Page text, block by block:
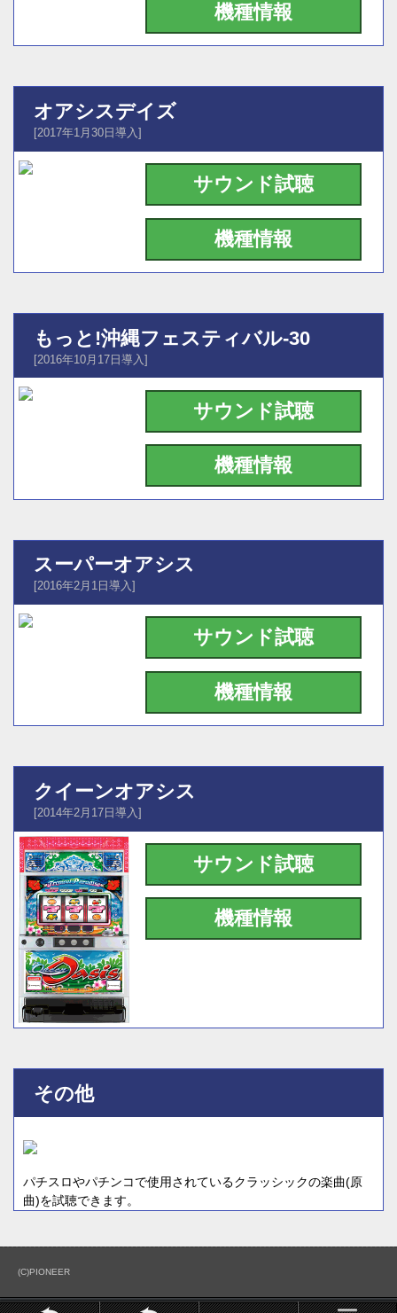
機種情報
オアシスデイズ
[2017年1月30日導入]
サウンド試聴
機種情報
もっと!沖縄フェスティバル-30
[2016年10月17日導入]
サウンド試聴
機種情報
スーパーオアシス
[2016年2月1日導入]
サウンド試聴
機種情報
クイーンオアシス
[2014年2月17日導入]
サウンド試聴
機種情報
その他
パチスロやパチンコで使用されているクラッシックの楽曲(原
曲)を試聴できます。
(C)PIONEER